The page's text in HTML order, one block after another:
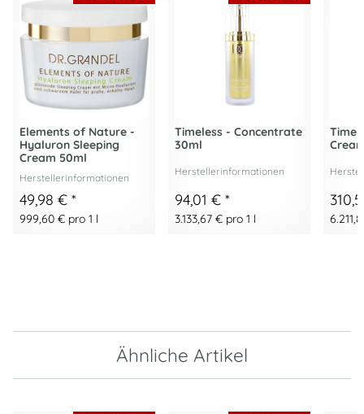
Elements of Nature -
Hyaluron Sleeping
Cream 50ml
Herstellerinformationen
49,98 € *
999,60 € pro 1 l
Timeless - Concentrate
30ml
Herstellerinformationen
94,01 € *
3.133,67 € pro 1 l
Ähnliche Artikel